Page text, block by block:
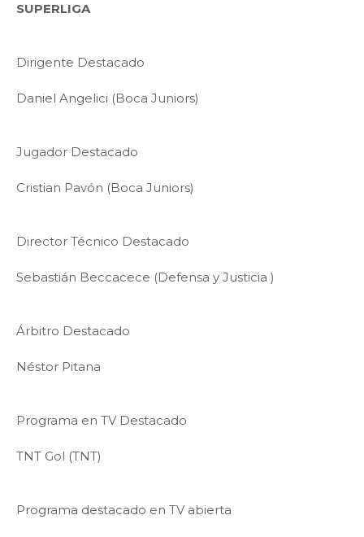
SUPERLIGA
Dirigente Destacado
Daniel Angelici (Boca Juniors)
Jugador Destacado
Cristian Pavón (Boca Juniors)
Director Técnico Destacado
Sebastián Beccacece (Defensa y Justicia )
Árbitro Destacado
Néstor Pitana
Programa en TV Destacado
TNT Gol (TNT)
Programa destacado en TV abierta